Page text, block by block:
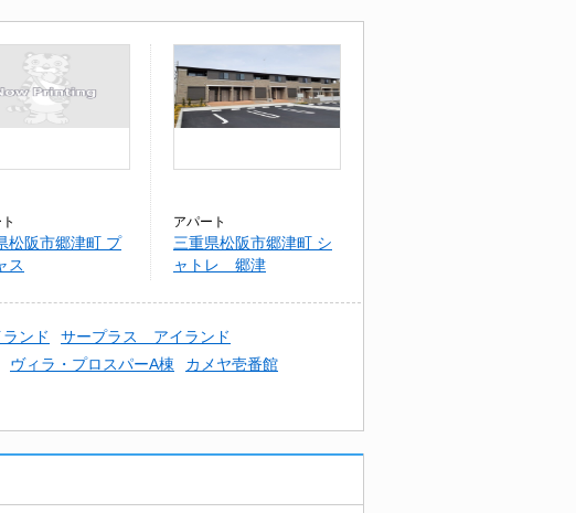
松阪市郷津町 プ
ス
アパート
三重県松阪市郷津町 シ
ャトレ 郷津
ンド
サープラス アイランド
ヴィラ・プロスパーA棟
カメヤ壱番館